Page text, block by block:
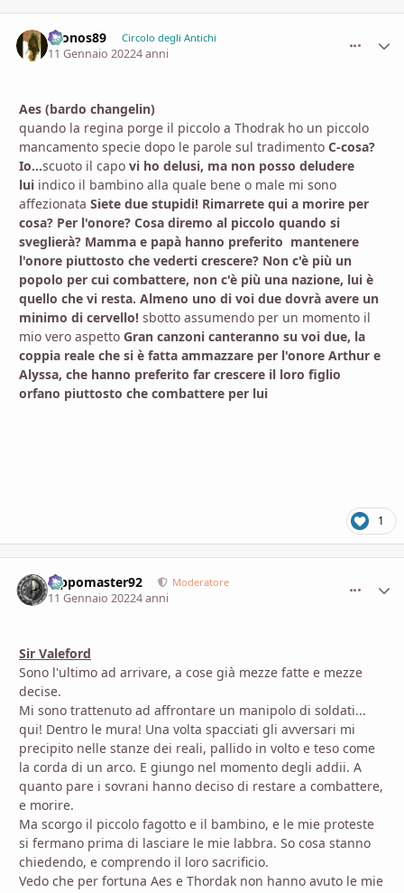
Cronos89 Circolo degli Antichi
11 Gennaio 20224 anni
Aes (bardo changelin)
quando la regina porge il piccolo a Thodrak ho un piccolo
mancamento specie dopo le parole sul tradimento C-cosa?
Io...scuoto il capo vi ho delusi, ma non posso deludere
lui indico il bambino alla quale bene o male mi sono
affezionata Siete due stupidi! Rimarrete qui a morire per
cosa? Per l'onore? Cosa diremo al piccolo quando si
sveglierà? Mamma e papà hanno preferito mantenere
l'onore piuttosto che vederti crescere? Non c'è più un
popolo per cui combattere, non c'è più una nazione, lui è
quello che vi resta. Almeno uno di voi due dovrà avere un
minimo di cervello! sbotto assumendo per un momento il
mio vero aspetto Gran canzoni canteranno su voi due, la
coppia reale che si è fatta ammazzare per l'onore Arthur e
Alyssa, che hanno preferito far crescere il loro figlio
orfano piuttosto che combattere per lui
1
Pippomaster92 Moderatore
11 Gennaio 20224 anni
Sir Valeford
Sono l'ultimo ad arrivare, a cose già mezze fatte e mezze
decise.
Mi sono trattenuto ad affrontare un manipolo di soldati...
qui! Dentro le mura! Una volta spacciati gli avversari mi
precipito nelle stanze dei reali, pallido in volto e teso come
la corda di un arco. E giungo nel momento degli addii. A
quanto pare i sovrani hanno deciso di restare a combattere,
e morire.
Ma scorgo il piccolo fagotto e il bambino, e le mie proteste
si fermano prima di lasciare le mie labbra. So cosa stanno
chiedendo, e comprendo il loro sacrificio.
Vedo che per fortuna Aes e Thordak non hanno avuto le mie